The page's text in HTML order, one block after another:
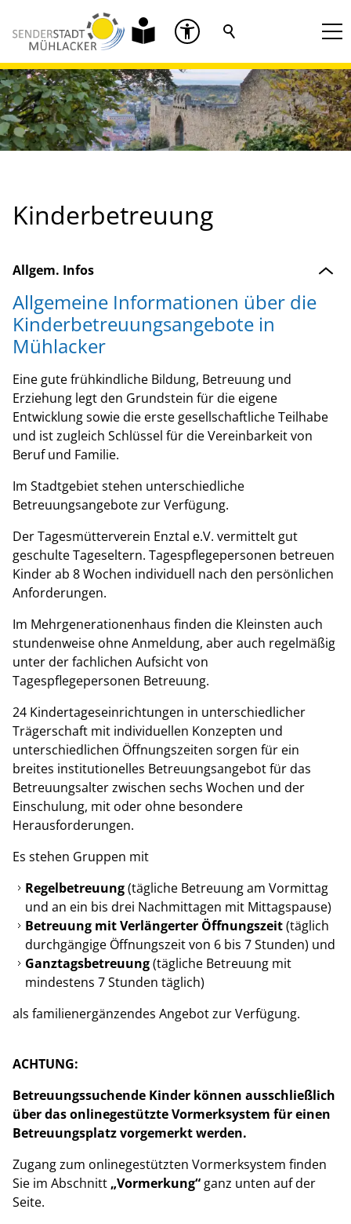
Kinderbetreuung
Allgem. Infos
Allgemeine Informationen über die
Kinderbetreuungsangebote in
Mühlacker
Eine gute frühkindliche Bildung, Betreuung und
Erziehung legt den Grundstein für die eigene
Entwicklung sowie die erste gesellschaftliche Teilhabe
und ist zugleich Schlüssel für die Vereinbarkeit von
Beruf und Familie.
Im Stadtgebiet stehen unterschiedliche
Betreuungsangebote zur Verfügung.
Der Tagesmütterverein Enztal e.V. vermittelt gut
geschulte Tageseltern. Tagespflegepersonen betreuen
Kinder ab 8 Wochen individuell nach den persönlichen
Anforderungen.
Im Mehrgenerationenhaus finden die Kleinsten auch
stundenweise ohne Anmeldung, aber auch regelmäßig
unter der fachlichen Aufsicht von
Tagespflegepersonen Betreuung.
24 Kindertageseinrichtungen in unterschiedlicher
Trägerschaft mit individuellen Konzepten und
unterschiedlichen Öffnungszeiten sorgen für ein
breites institutionelles Betreuungsangebot für das
Betreuungsalter zwischen sechs Wochen und der
Einschulung, mit oder ohne besondere
Herausforderungen.
Es stehen Gruppen mit
Regelbetreuung(tägliche Betreuung am Vormittag
und an ein bis drei Nachmittagen mit Mittagspause)
Betreuung mit Verlängerter Öffnungszeit(täglich
durchgängige Öffnungszeit von 6 bis 7 Stunden) und
Ganztagsbetreuung(tägliche Betreuung mit
mindestens 7 Stunden täglich)
als familienergänzendes Angebot zur Verfügung.
ACHTUNG:
Betreuungssuchende Kinder können ausschließlich
über das onlinegestützte Vormerksystem für einen
Betreuungsplatz vorgemerkt werden.
Zugang zum onlinegestützten Vormerksystem finden
Sie im Abschnitt „Vormerkung“ ganz unten auf der
Seite.